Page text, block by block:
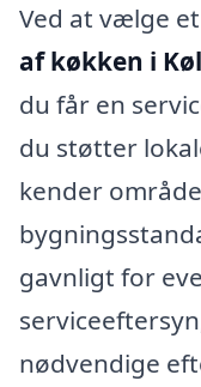
Ved at vælge
af køkken i
du får en
du støtter
kender
gavnligt for
nødvendige